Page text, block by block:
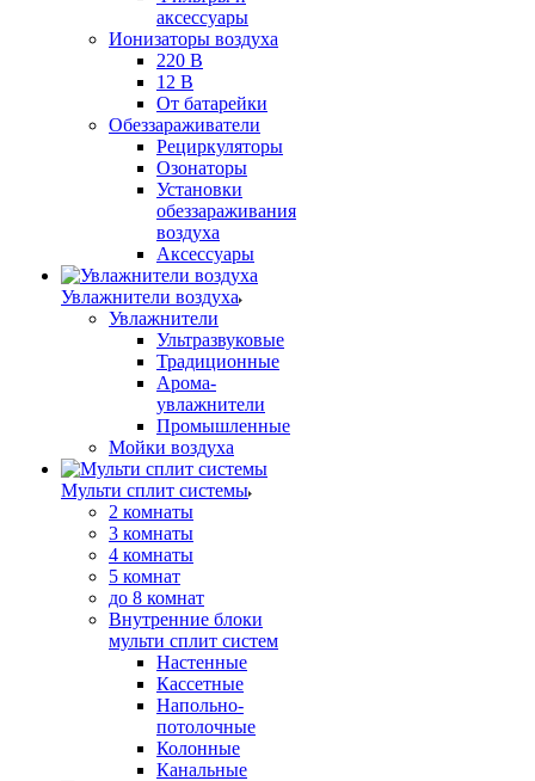
аксессуары
Ионизаторы воздуха
220 В
12 В
От батарейки
Обеззараживатели
Рециркуляторы
Озонаторы
Установки
обеззараживания
воздуха
Аксессуары
Увлажнители воздуха
Увлажнители
Ультразвуковые
Традиционные
Арома-
увлажнители
Промышленные
Мойки воздуха
Мульти сплит системы
2 комнаты
3 комнаты
4 комнаты
5 комнат
до 8 комнат
Внутренние блоки
мульти сплит систем
Настенные
Кассетные
Напольно-
потолочные
Колонные
Канальные